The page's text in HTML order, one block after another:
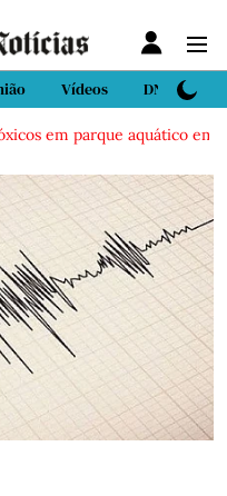
Vídeos DN Sport
em parque aquático em